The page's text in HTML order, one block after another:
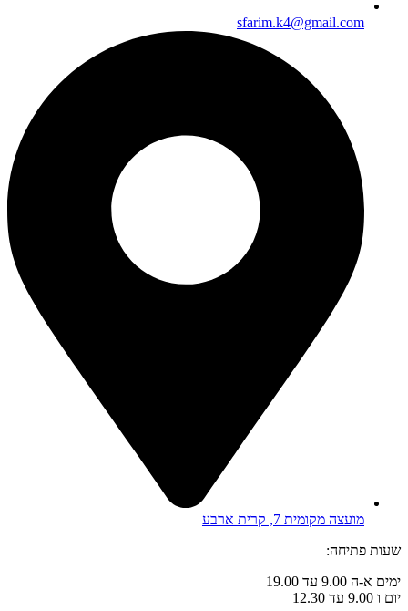
sfarim.k4@gmail.com
מועצה מקומית 7, קרית ארבע
שעות פתיחה:
ימים א-ה 9.00 עד 19.00
יום ו 9.00 עד 12.30